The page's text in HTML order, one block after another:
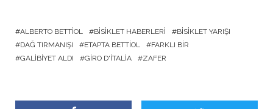
ALBERTO BETTIOL BISIKLET HABERLERI
BISIKLET YARIŞI
DAĞ TIRMANIŞI
ETAPTA BETTIOL
FARKLI BIR
GALIBIYET ALDI
GIRO D'ITALIA ZAFER